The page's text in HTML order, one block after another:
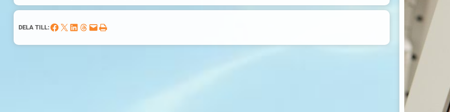
DELA TILL:Dela på Facebook Dela på X Dela på LinkedIn Dela på Threads Skicka denna sida med e-post Skriv ut denna sida